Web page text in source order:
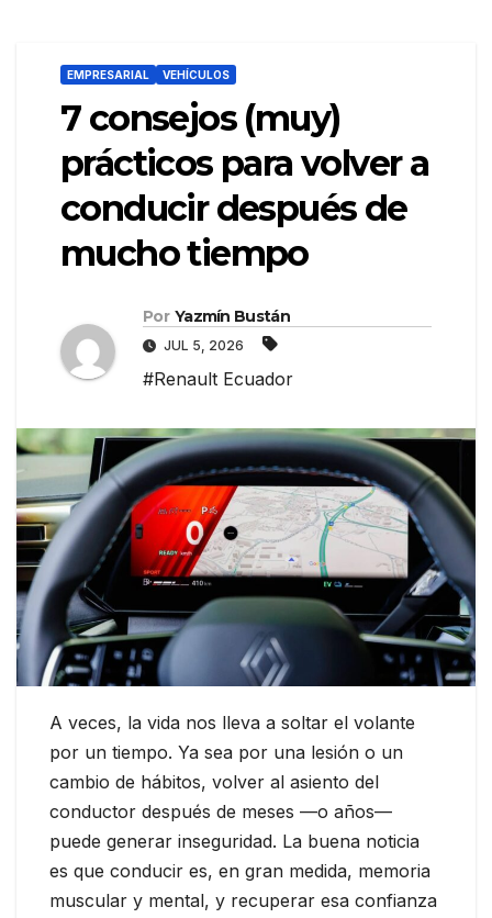
EMPRESARIAL VEHÍCULOS
7 consejos (muy)
prácticos para volver a
conducir después de
mucho tiempo
Por Yazmín Bustán
JUL 5, 2026
#Renault Ecuador
A veces, la vida nos lleva a soltar el volante
por un tiempo. Ya sea por una lesión o un
cambio de hábitos, volver al asiento del
conductor después de meses —o años—
puede generar inseguridad. La buena noticia
es que conducir es, en gran medida, memoria
muscular y mental, y recuperar esa confianza